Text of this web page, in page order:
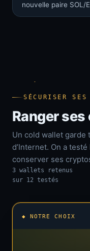
nouvelle paire SOL/
SÉCURISER SES
Ranger
Un cold wallet garde
d’Internet. On a
conserver ses
3 wallets retenus
sur 12 testés
◆ NOTRE CHOIX